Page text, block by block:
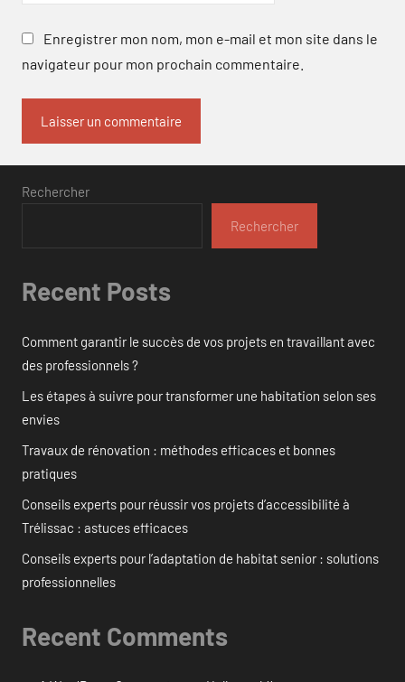
Enregistrer mon nom, mon e-mail et mon site dans le
navigateur pour mon prochain commentaire.
Rechercher
Rechercher
Recent Posts
Comment garantir le succès de vos projets en travaillant avec
des professionnels ?
Les étapes à suivre pour transformer une habitation selon ses
envies
Travaux de rénovation : méthodes efficaces et bonnes
pratiques
Conseils experts pour réussir vos projets d’accessibilité à
Trélissac : astuces efficaces
Conseils experts pour l’adaptation de habitat senior : solutions
professionnelles
Recent Comments